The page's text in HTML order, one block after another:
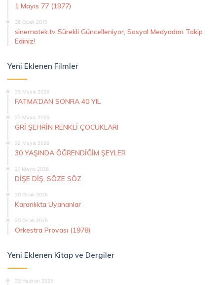
1 Mayıs 77 (1977)
26 Ocak 2015
sinematek.tv Sürekli Güncelleniyor, Sosyal Medyadan Takip
Ediniz!
Yeni Eklenen Filmler
23 Mayıs 2026
FATMA’DAN SONRA 40 YIL
22 Mayıs 2026
GRİ ŞEHRİN RENKLİ ÇOCUKLARI
22 Mayıs 2026
30 YAŞINDA ÖĞRENDİĞİM ŞEYLER
21 Mayıs 2026
DİŞE DİŞ, SÖZE SÖZ
20 Ocak 2026
Karanlıkta Uyananlar
20 Ocak 2026
Orkestra Provası (1978)
Yeni Eklenen Kitap ve Dergiler
23 Haziran 2026